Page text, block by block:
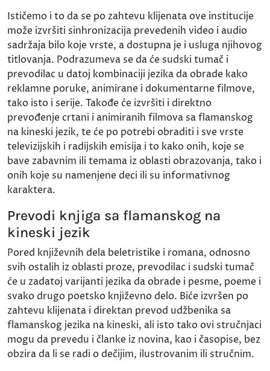
Ističemo i to da se po zahtevu klijenata ove institucije
može izvršiti sinhronizacija prevedenih video i audio
sadržaja bilo koje vrste, a dostupna je i usluga njihovog
titlovanja. Podrazumeva se da će sudski tumač i
prevodilac u datoj kombinaciji jezika da obrade kako
reklamne poruke, animirane i dokumentarne filmove,
tako isto i serije. Takođe će izvršiti i direktno
prevođenje crtani i animiranih filmova sa flamanskog
na kineski jezik, te će po potrebi obraditi i sve vrste
televizijskih i radijskih emisija i to kako onih, koje se
bave zabavnim ili temama iz oblasti obrazovanja, tako i
onih koje su namenjene deci ili su informativnog
karaktera.
Prevodi knjiga sa flamanskog na
kineski jezik
Pored književnih dela beletristike i romana, odnosno
svih ostalih iz oblasti proze, prevodilac i sudski tumač
će u zadatoj varijanti jezika da obrade i pesme, poeme i
svako drugo poetsko književno delo. Biće izvršen po
zahtevu klijenata i direktan prevod udžbenika sa
flamanskog jezika na kineski, ali isto tako ovi stručnjaci
mogu da prevedu i članke iz novina, kao i časopise, bez
obzira da li se radi o dečijim, ilustrovanim ili stručnim.